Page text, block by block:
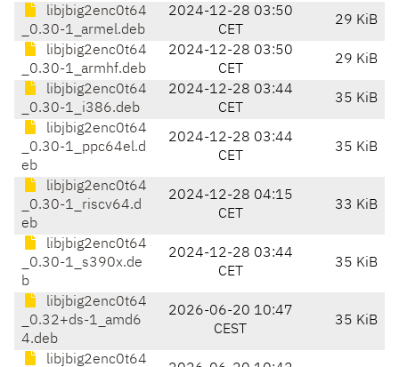
libjbig2enc0t64
_0.30-1_armel.deb
2024-12-28 03:50
CET
29 KiB
libjbig2enc0t64
_0.30-1_armhf.deb
2024-12-28 03:50
CET
29 KiB
libjbig2enc0t64
_0.30-1_i386.deb
2024-12-28 03:44
CET
35 KiB
libjbig2enc0t64
_0.30-1_ppc64el.d
eb
2024-12-28 03:44
CET
35 KiB
libjbig2enc0t64
_0.30-1_riscv64.d
eb
2024-12-28 04:15
CET
33 KiB
libjbig2enc0t64
_0.30-1_s390x.de
b
2024-12-28 03:44
CET
35 KiB
libjbig2enc0t64
_0.32+ds-1_amd6
4.deb
2026-06-20 10:47
CEST
35 KiB
libjbig2enc0t64